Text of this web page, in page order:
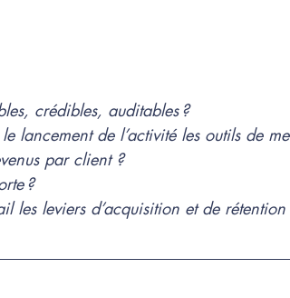
crédibles, auditables ?
lancement de l’activité les outils de
par client ?
?
leviers d’acquisition et de rétention